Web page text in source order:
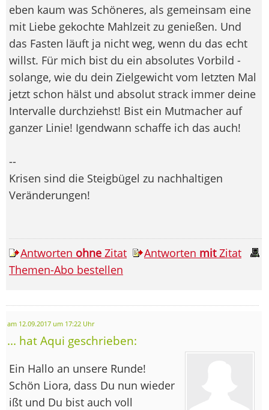
eben kaum was Schöneres, als gemeinsam eine
mit Liebe gekochte Mahlzeit zu genießen. Und
das Fasten läuft ja nicht weg, wenn du das echt
willst. Für mich bist du ein absolutes Vorbild -
solange, wie du dein Zielgewicht vom letzten Mal
jetzt schon hälst und absolut strack immer deine
Intervalle durchziehst! Bist ein Mutmacher auf
ganzer Linie! Igendwann schaffe ich das auch!
--
Krisen sind die Steigbügel zu nachhaltigen
Veränderungen!
Antworten ohne Zitat Antworten mitZitat
Themen-Abo bestellen
am 12.09.2017 um 17:22 Uhr
... hat Aqui geschrieben:
Ein Hallo an unsere Runde!
Schön Liora, dass Du nun wieder
ißt und Du bist auch voll